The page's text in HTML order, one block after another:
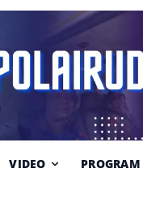
VIDEO